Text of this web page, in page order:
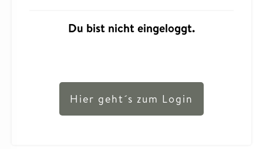
Du bist nicht eingeloggt.
Hier geht´s zum Login